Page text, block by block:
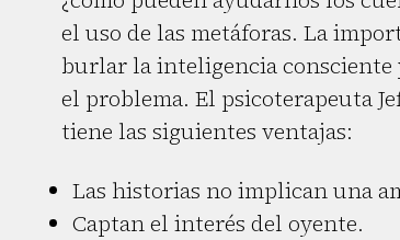
el uso de las metáforas. La
burlar la inteligencia consciente
el problema. El psicoterapeuta
tiene las siguientes ventajas:
Las historias no implican una
Captan el interés del oyente.